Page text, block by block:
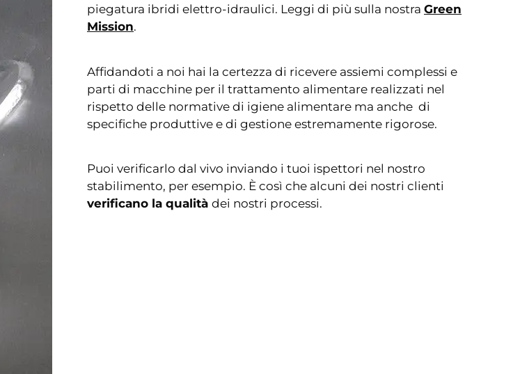
piegatura ibridi elettro-idraulici. Leggi di più sulla nostra Green
Mission.
Affidandoti a noi hai la certezza di ricevere assiemi complessi e
parti di macchine per il trattamento alimentare realizzati nel
rispetto delle normative di igiene alimentare ma anche di
specifiche produttive e di gestione estremamente rigorose.
Puoi verificarlo dal vivo inviando i tuoi ispettori nel nostro
stabilimento, per esempio. È così che alcuni dei nostri clienti
verificano la qualità dei nostri processi.